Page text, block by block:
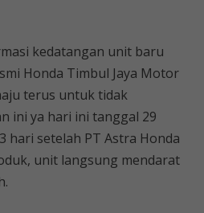
kedatangan unit baru
Honda Timbul Jaya Motor
terus untuk tidak
ini ya hari ini tanggal 29
hari setelah PT Astra Honda
unit langsung mendarat